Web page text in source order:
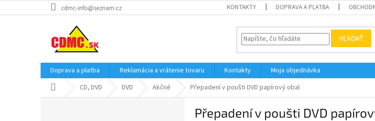
na
cdmc-info@seznam.cz KONTAKTY DOPRAVA A PLATBA
HĽADAŤ
Doprava a platba Reklamácia a vrátenie tovaru Kontakty
Moja objednávka
Domov CD, DVD DVD Akčné Přepadení v poušti DVD papírový obal
Přepadení v poušti DVD